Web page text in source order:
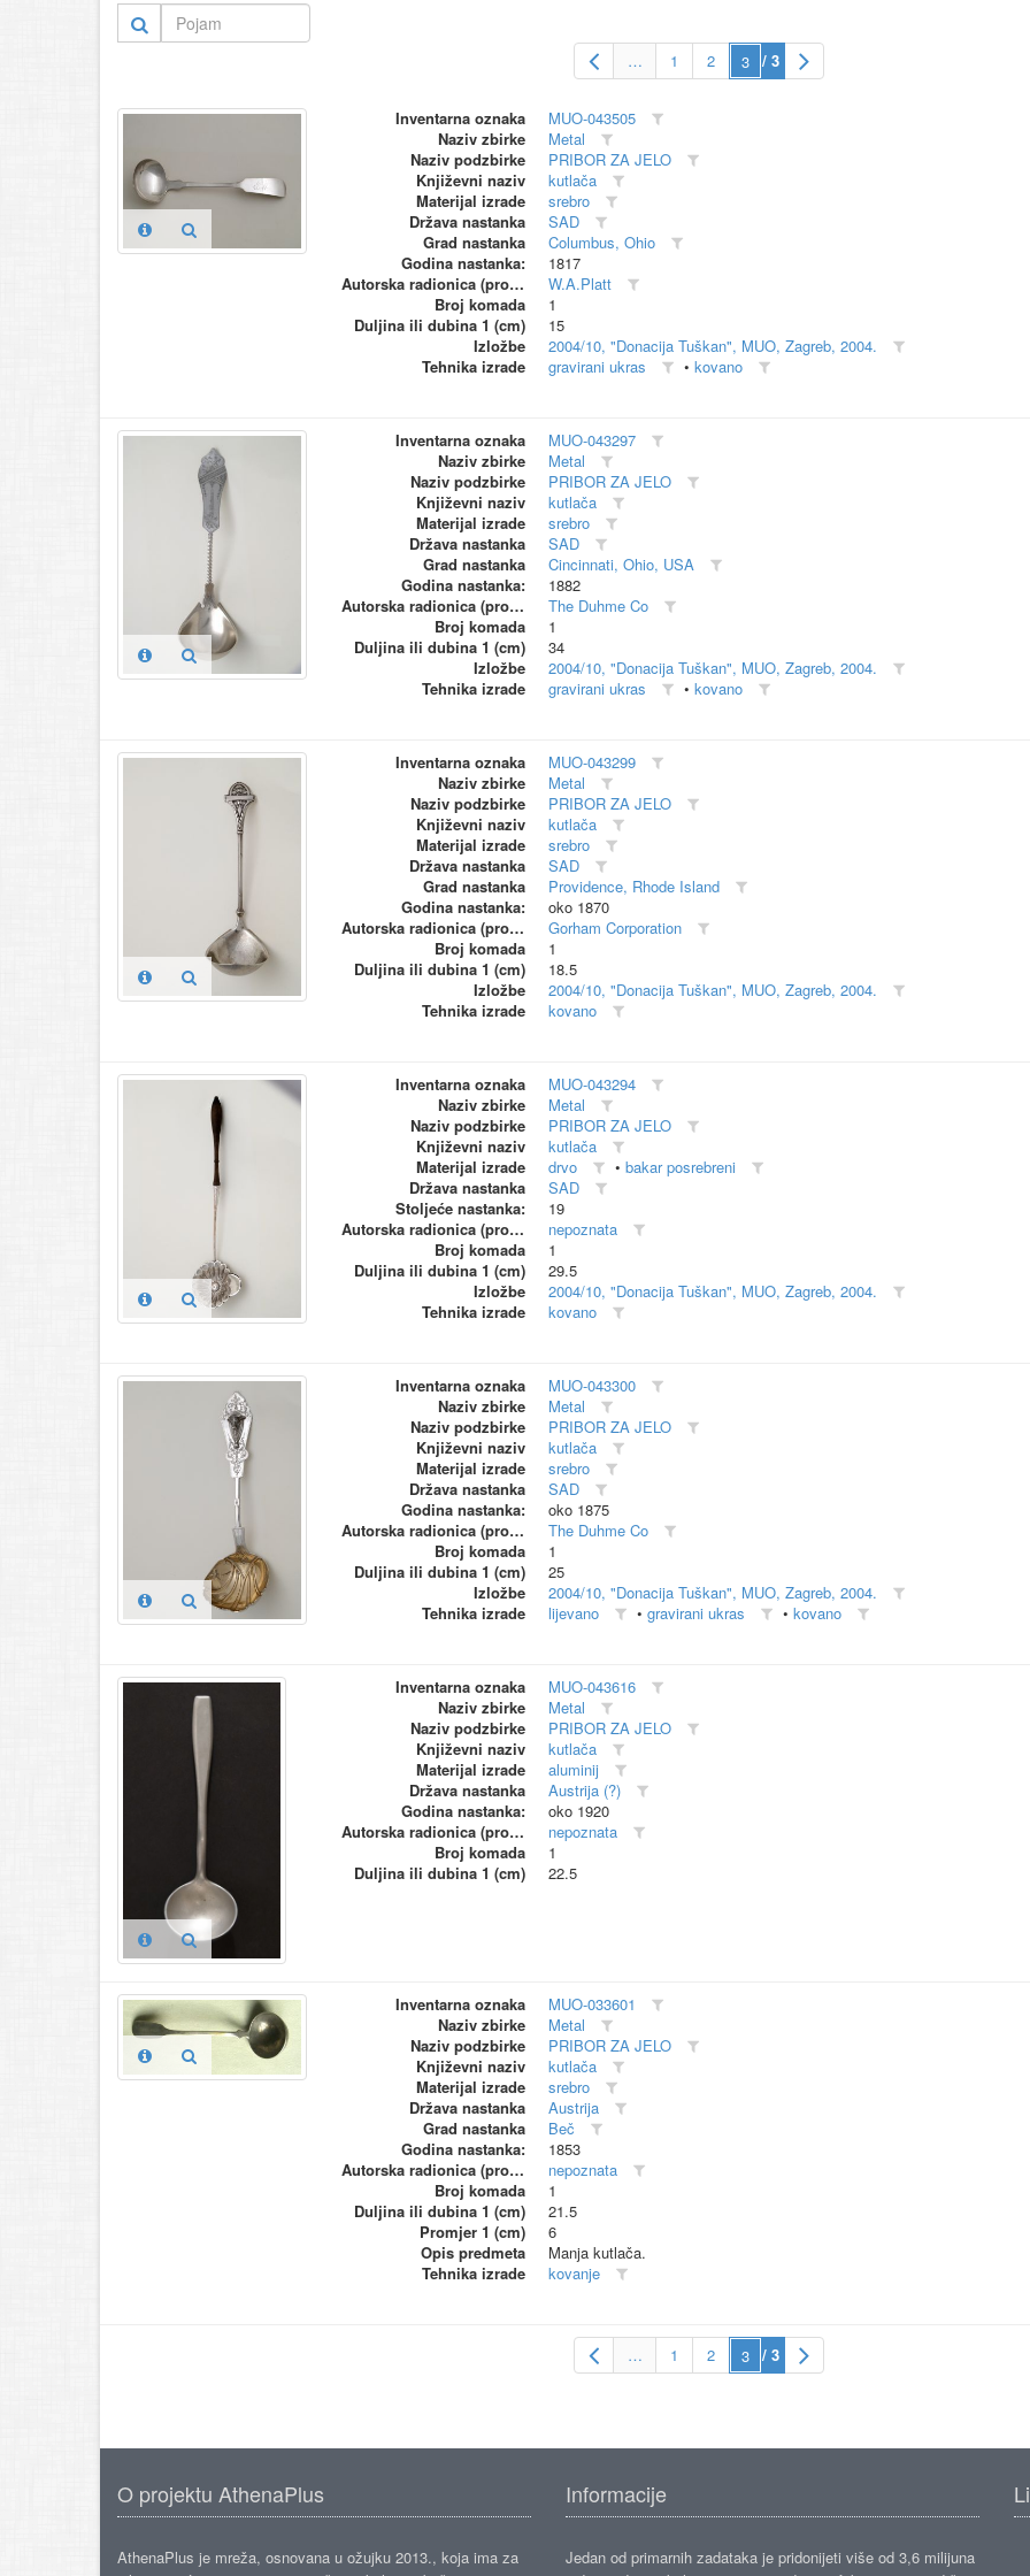
… 1 2 / 3
Inventarna oznaka
MUO-043505
Naziv zbirke
Metal
Naziv podzbirke
PRIBOR ZA JELO
Književni naziv
kutlača
Materijal izrade
srebro
Država nastanka
SAD
Grad nastanka
Columbus, Ohio
Godina nastanka:
1817
Autorska radionica (proizvođač)
W.A.Platt
Broj komada
1
Duljina ili dubina 1 (cm)
15
Izložbe
2004/10, "Donacija Tuškan", MUO, Zagreb, 2004.
Tehnika izrade
gravirani ukras • kovano
Inventarna oznaka
MUO-043297
Naziv zbirke
Metal
Naziv podzbirke
PRIBOR ZA JELO
Književni naziv
kutlača
Materijal izrade
srebro
Država nastanka
SAD
Grad nastanka
Cincinnati, Ohio, USA
Godina nastanka:
1882
Autorska radionica (proizvođač)
The Duhme Co
Broj komada
1
Duljina ili dubina 1 (cm)
34
Izložbe
2004/10, "Donacija Tuškan", MUO, Zagreb, 2004.
Tehnika izrade
gravirani ukras • kovano
Inventarna oznaka
MUO-043299
Naziv zbirke
Metal
Naziv podzbirke
PRIBOR ZA JELO
Književni naziv
kutlača
Materijal izrade
srebro
Država nastanka
SAD
Grad nastanka
Providence, Rhode Island
Godina nastanka:
oko 1870
Autorska radionica (proizvođač)
Gorham Corporation
Broj komada
1
Duljina ili dubina 1 (cm)
18.5
Izložbe
2004/10, "Donacija Tuškan", MUO, Zagreb, 2004.
Tehnika izrade
kovano
Inventarna oznaka
MUO-043294
Naziv zbirke
Metal
Naziv podzbirke
PRIBOR ZA JELO
Književni naziv
kutlača
Materijal izrade
drvo • bakar posrebreni
Država nastanka
SAD
Stoljeće nastanka:
19
Autorska radionica (proizvođač)
nepoznata
Broj komada
1
Duljina ili dubina 1 (cm)
29.5
Izložbe
2004/10, "Donacija Tuškan", MUO, Zagreb, 2004.
Tehnika izrade
kovano
Inventarna oznaka
MUO-043300
Naziv zbirke
Metal
Naziv podzbirke
PRIBOR ZA JELO
Književni naziv
kutlača
Materijal izrade
srebro
Država nastanka
SAD
Godina nastanka:
oko 1875
Autorska radionica (proizvođač)
The Duhme Co
Broj komada
1
Duljina ili dubina 1 (cm)
25
Izložbe
2004/10, "Donacija Tuškan", MUO, Zagreb, 2004.
Tehnika izrade
lijevano • gravirani ukras • kovano
Inventarna oznaka
MUO-043616
Naziv zbirke
Metal
Naziv podzbirke
PRIBOR ZA JELO
Književni naziv
kutlača
Materijal izrade
aluminij
Država nastanka
Austrija (?)
Godina nastanka:
oko 1920
Autorska radionica (proizvođač)
nepoznata
Broj komada
1
Duljina ili dubina 1 (cm)
22.5
Inventarna oznaka
MUO-033601
Naziv zbirke
Metal
Naziv podzbirke
PRIBOR ZA JELO
Književni naziv
kutlača
Materijal izrade
srebro
Država nastanka
Austrija
Grad nastanka
Beč
Godina nastanka:
1853
Autorska radionica (proizvođač)
nepoznata
Broj komada
1
Duljina ili dubina 1 (cm)
21.5
Promjer 1 (cm)
6
Opis predmeta
Manja kutlača.
Tehnika izrade
kovanje
… 1 2 / 3
O projektu AthenaPlus
AthenaPlus je mreža, osnovana u ožujku 2013., koja ima za
Informacije
Jedan od primarnih zadataka je pridonijeti više od 3,6 milijuna